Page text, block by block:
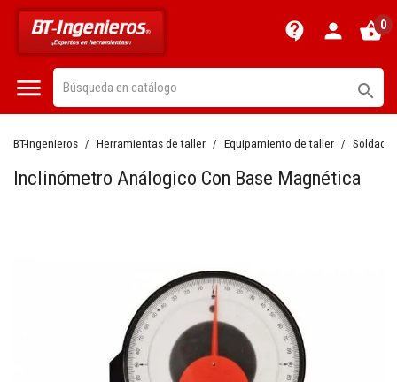
contact_support person shopping_basket0
 
BT-Ingenieros Herramientas de taller Equipamiento de taller
Inclinómetro Análogico Con Base Magnética